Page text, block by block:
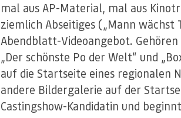
mal aus AP-Material, mal aus
ziemlich Abseitiges („Mann wächst
Abendblatt-Videoangebot.
„Der schönste Po der Welt“ und
auf die Startseite eines regionalen
andere Bildergalerie auf der
Castingshow-Kandidatin und